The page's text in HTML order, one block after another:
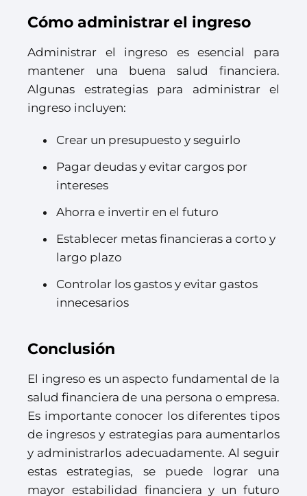
Cómo administrar el ingreso
Administrar el ingreso es esencial para
mantener una buena salud financiera.
Algunas estrategias para administrar el
ingreso incluyen:
Crear un presupuesto y seguirlo
Pagar deudas y evitar cargos por
intereses
Ahorra e invertir en el futuro
Establecer metas financieras a corto y
largo plazo
Controlar los gastos y evitar gastos
innecesarios
Conclusión
El ingreso es un aspecto fundamental de la
salud financiera de una persona o empresa.
Es importante conocer los diferentes tipos
de ingresos y estrategias para aumentarlos
y administrarlos adecuadamente. Al seguir
estas estrategias, se puede lograr una
mayor estabilidad financiera y un futuro